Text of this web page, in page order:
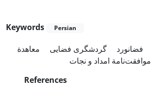
Keywords Persian
فضانورد گردشگری فضایی
معاهدة
موافقت‌نامة امداد و نجات
References